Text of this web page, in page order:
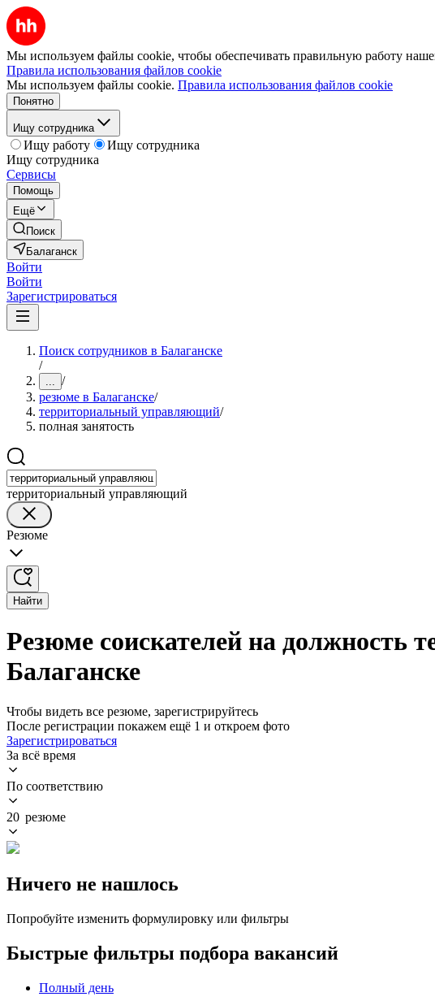
Мы используем файлы cookie, чтобы обеспечивать правильную работу
Правила использования файлов cookie
Мы используем файлы cookie. Правила использования файлов cookie
Понятно
Ищу сотрудника
Ищу работу
Ищу сотрудника
Ищу сотрудника
Сервисы
Помощь
Ещё
Поиск
Балаганск
Войти
Войти
Зарегистрироваться
Поиск сотрудников в Балаганске
/
... /
резюме в Балаганске/
территориальный управляющий/
полная занятость
территориальный управляющий
Резюме
Найти
Резюме соискателей на должность
Балаганске
Чтобы видеть все резюме, зарегистрируйтесь
После регистрации покажем ещё 1 и откроем фото
Зарегистрироваться
За всё время
По соответствию
20 резюме
Ничего не нашлось
Попробуйте изменить формулировку или фильтры
Быстрые фильтры подбора вакансий
Полный день